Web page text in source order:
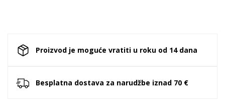
Proizvod je moguće vratiti u roku od 14 dana
Besplatna dostava za narudžbe iznad 70 €